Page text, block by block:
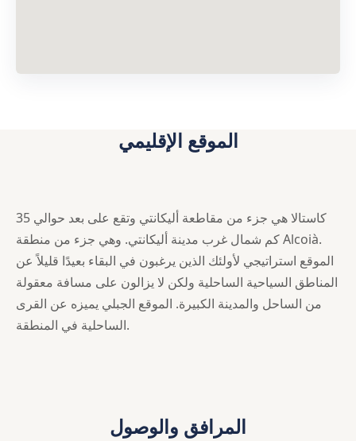
الموقع الإقليمي
كاستالا هي جزء من مقاطعة أليكانتي وتقع على بعد حوالي 35
كم شمال غرب مدينة أليكانتي. وهي جزء من منطقة Alcoià.
الموقع استراتيجي لأولئك الذين يرغبون في البقاء بعيدًا قليلاً عن
المناطق السياحية الساحلية ولكن لا يزالون على مسافة معقولة
من الساحل والمدينة الكبيرة. الموقع الجبلي يميزه عن القرى
الساحلية في المنطقة.
المرافق والوصول